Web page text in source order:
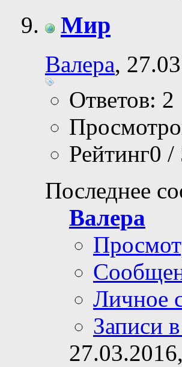
Мир
Валера,
Ответов: 2
Рейтинг0 /
Последнее
Валера
Личное
Записи
27.03.2016,